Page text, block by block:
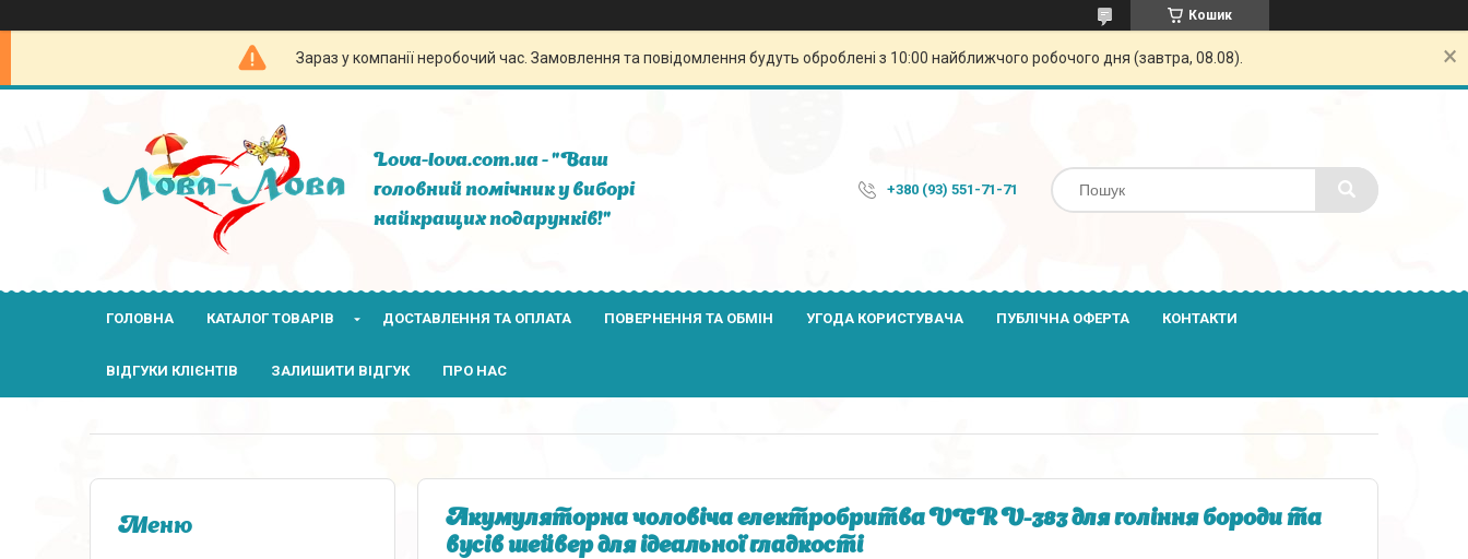
Кошик
Зараз у компанії неробочий час. Замовлення та повідомлення будуть оброблені з 10:00 найближчого робочого дня (завтра, 08.08).
Lova-lova.com.ua - "Ваш
головний помічник у виборі
найкращих подарунків!"
+380 (93) 551-71-71
ГОЛОВНА КАТАЛОГ ТОВАРІВ ДОСТАВЛЕННЯ ТА ОПЛАТА ПОВЕРНЕННЯ ТА ОБМІН УГОДА КОРИСТУВАЧА ПУБЛІЧНА ОФЕРТА КОНТАКТИ
ВІДГУКИ КЛІЄНТІВ ЗАЛИШИТИ ВІДГУК ПРО НАС
Акумуляторна чоловіча електробритва VGR V-383 для гоління бороди та
вусів шейвер для ідеальної гладкості